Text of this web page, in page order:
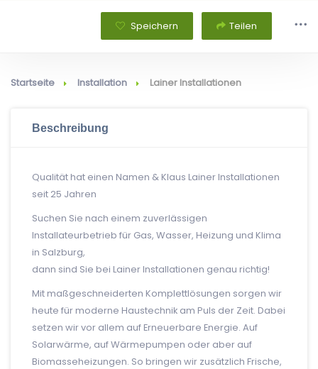
Speichern Teilen
Startseite Installation Lainer Installationen
Beschreibung
Qualität hat einen Namen & Klaus Lainer Installationen
seit 25 Jahren
Suchen Sie nach einem zuverlässigen
Installateurbetrieb für Gas, Wasser, Heizung und Klima
in Salzburg,
dann sind Sie bei Lainer Installationen genau richtig!
Mit maßgeschneiderten Komplettlösungen sorgen wir
heute für moderne Haustechnik am Puls der Zeit. Dabei
setzen wir vor allem auf Erneuerbare Energie. Auf
Solarwärme, auf Wärmepumpen oder aber auf
Biomasseheizungen. So bringen wir zusätzlich Frische,